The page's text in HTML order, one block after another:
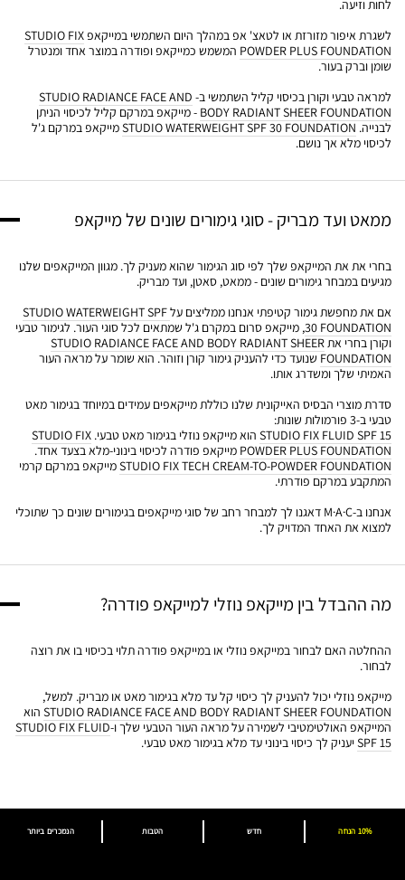
לחות וזיעה.
לשגרת איפור מזורזת או לטאצ' אפ במהלך היום השתמשי במייקאפ STUDIO FIX
POWDER PLUS FOUNDATION המשמש כמייקאפ ופודרה במוצר אחד ומנטרל
שומן וברק בעור.
למראה טבעי וקורן בכיסוי קליל השתמשי ב- STUDIO RADIANCE FACE AND
BODY RADIANT SHEER FOUNDATION - מייקאפ במרקם קליל לכיסוי הניתן
לבנייה. STUDIO WATERWEIGHT SPF 30 FOUNDATIONמייקאפ במרקם ג'ל
לכיסוי מלא אך נושם.
ממאט ועד מבריק - סוגי גימורים שונים של מייקאפ
בחרי את את המייקאפ שלך לפי סוג הגימור שהוא מעניק לך. מגוון המייקאפים שלנו
מגיעים במבחר גימורים שונים - ממאט, סאטן, ועד מבריק.
אם את מחפשת גימור קטיפתי אנחנו ממליצים עלSTUDIO WATERWEIGHT SPF
30 FOUNDATION, מייקאפ סרום במקרם ג'ל שמתאים לכל סוגי העור. לגימור טבעי
וקורן בחרי אתSTUDIO RADIANCE FACE AND BODY RADIANT SHEER
FOUNDATION שנועד כדי להעניק גימור קורן וזוהר. הוא שומר על מראה העור
האמיתי שלך ומשדרג אותו.
סדרת מוצרי הבסיס האייקונית שלנו כוללת מייקאפים עמידים במיוחד בגימור מאט
טבעי ב-3 פורמולות שונות:
STUDIO FIX FLUID SPF 15 הוא מייקאפ נוזלי בגימור מאט טבעי. STUDIO FIX
POWDER PLUS FOUNDATION מייקאפ פודרה לכיסוי בינוני-מלא בצעד אחד.
STUDIO FIX TECH CREAM-TO-POWDER FOUNDATIONמייקאפ במרקם קרמי
המתקבע במרקם פודרתי.
אנחנו ב-M·A·C דאגנו לך למבחר רחב של סוגי מייקאפים בגימורים שונים כך שתוכלי
למצוא את האחד המדויק לך.
מה ההבדל בין מייקאפ נוזלי למייקאפ פודרה?
ההחלטה האם לבחור במייקאפ נוזלי או במייקאפ פודרה תלוי בכיסוי בו את רוצה
לבחור.
מייקאפ נוזלי יכול להעניק לך כיסוי קל עד מלא בגימור מאט או מבריק. למשל,
STUDIO RADIANCE FACE AND BODY RADIANT SHEER FOUNDATION הוא
המייקאפ האולטימטיבי לשמירה על מראה העור הטבעי שלך ו-STUDIO FIX FLUID
SPF 15יעניק לך כיסוי בינוני עד מלא בגימור מאט טבעי.
הנמכרים ביותר הטבות חדש 10% הנחה